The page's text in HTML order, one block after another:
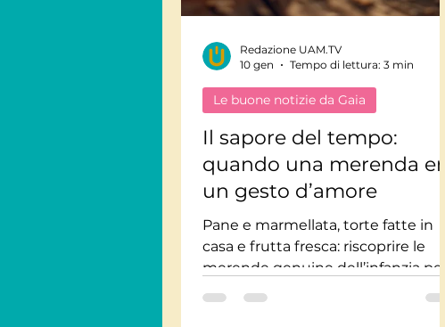
Il sapore del tempo:
quando una merenda era
un gesto d’amore
Pane e marmellata, torte fatte in
casa e frutta fresca: riscoprire le
merende genuine dell’infanzia per
educare al gusto, alla salute e alla
Le buone notizie da Gaia
Redazione UAM.TV
10 gen
Tempo di lettura: 3 min